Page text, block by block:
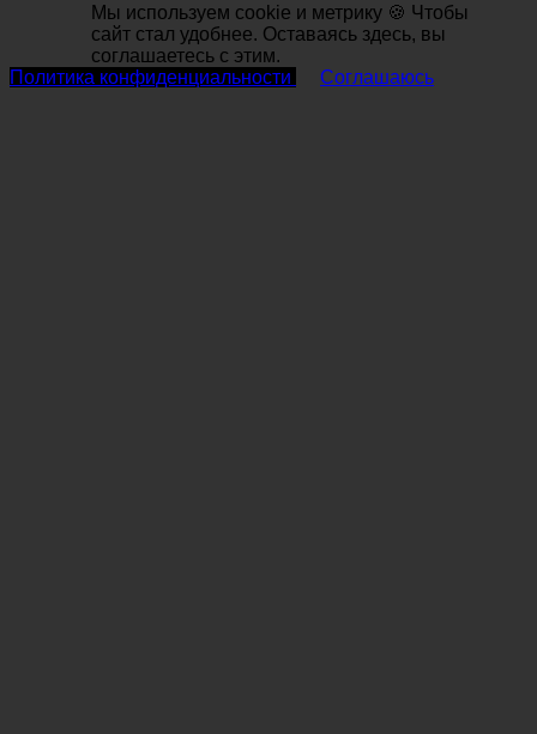
Мы используем cookie и метрику 🍪 Чтобы
сайт стал удобнее. Оставаясь здесь, вы
соглашаетесь с этим.
Политика конфиденциальности
Соглашаюсь